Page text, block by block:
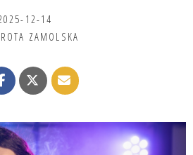
12-14
ZAMOLSKA